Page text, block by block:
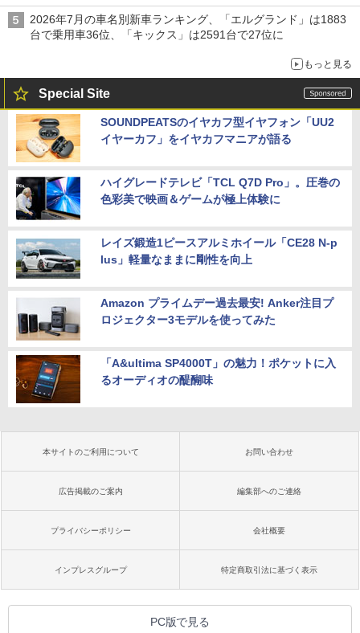
2026年7月の車名別新車ランキング、「エルグランド」は1883
台で乗用車36位、「キックス」は2591台で27位に
もっと見る
Special Site
SOUNDPEATSのイヤカフ型イヤフォン「UU2
イヤーカフ」をイヤカフマニアが語る
ハイグレードテレビ「TCL Q7D Pro」。圧巻の
色彩美で映画＆ゲームが極上体験に
レイズ鍛造1ピースアルミホイール「CE28 N-p
lus」軽量なままに剛性を向上
Amazon プライムデー過去最安! Anker注目プ
ロジェクター3モデルを使ってみた
「A&ultima SP4000T」の魅力！ポケットに入
るオーディオの醍醐味
本サイトのご利用について お問い合わせ
広告掲載のご案内 編集部へのご連絡
プライバシーポリシー 会社概要
インプレスグループ 特定商取引法に基づく表示
PC版で見る